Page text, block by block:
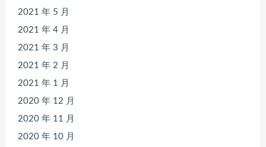
2021 年 5 月
2021 年 4 月
2021 年 3 月
2021 年 2 月
2021 年 1 月
2020 年 12 月
2020 年 11 月
2020 年 10 月